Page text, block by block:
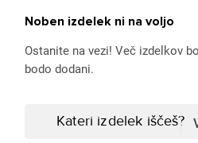
Noben izdelek ni na voljo
Ostanite na vezi! Več izdelkov
bodo dodani.